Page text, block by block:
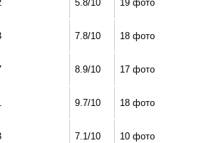
5.8/10 19 фото
7.8/10 18 фото
8.9/10 17 фото
9.7/10 18 фото
7.1/10 10 фото